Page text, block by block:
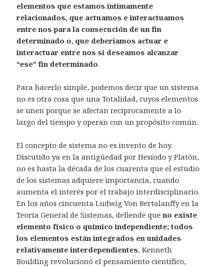
elementos que estamos íntimamente
relacionados, que actuamos e interactuamos
entre nos para la consecución de un fin
determinado o, que deberíamos actuar e
interactuar entre nos si deseamos alcanzar
“ese” fin determinado.
Para hacerlo simple, podemos decir que un sistema
no es otra cosa que una Totalidad, cuyos elementos
se unen porque se afectan recíprocamente a lo
largo del tiempo y operan con un propósito común.
El concepto de sistema no es invento de hoy.
Discutido ya en la antigüedad por Hesíodo y Platón,
no es hasta la década de los cuarenta que el estudio
de los sistemas adquiere importancia, cuando
aumenta el interés por el trabajo interdisciplinario.
En los años cincuenta Ludwig Von Bertalanffy en la
Teoría General de Sistemas, defiende queno existe
elemento físico o químico independiente; todos
los elementos están integrados en unidades
relativamente interdependientes.Kenneth
Boulding revolucionó el pensamiento científico,